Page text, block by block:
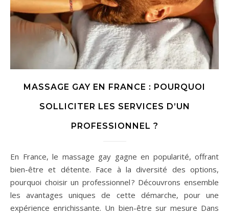
MASSAGE GAY EN FRANCE : POURQUOI
SOLLICITER LES SERVICES D’UN
PROFESSIONNEL ?
En France, le massage gay gagne en popularité, offrant
bien-être et détente. Face à la diversité des options,
pourquoi choisir un professionnel ? Découvrons ensemble
les avantages uniques de cette démarche, pour une
expérience enrichissante. Un bien-être sur mesure Dans